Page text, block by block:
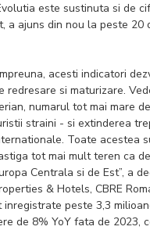
este sustinuta si de
ajuns din nou la peste 20
acesti indicatori
redresare si maturizare.
numarul tot mai mare
straini - si extinderea
Toate acestea
tot mai mult teren ca
Centrala si de Est”, a
& Hotels, CBRE
peste 3,3
de 8% YoY fata de